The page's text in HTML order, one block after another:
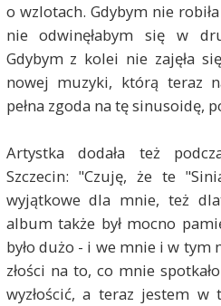
o wzlotach. Gdybym nie
nie odwinęłabym się w
Gdybym z kolei nie zajęła
nowej muzyki, którą teraz
pełna zgoda na tę sinusoidę,
Artystka dodała też
Szczecin: "Czuję, że te
wyjątkowe dla mnie, też
album także był mocno
było dużo - i we mnie i w tym
złości na to, co mnie
wyzłościć, a teraz jestem